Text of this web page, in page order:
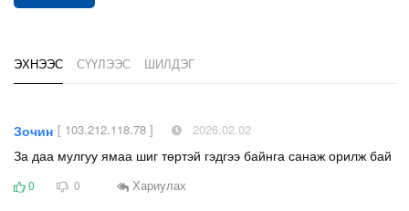
ЭХНЭЭС СҮҮЛЭЭС ШИЛДЭГ
Зочин [ 103.212.118.78 ] 2026.02.02
За даа мулгуу ямаа шиг төртэй гэдгээ байнга санаж орилж бай
0 0 Хариулах